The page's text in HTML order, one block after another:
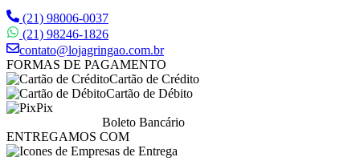
(21) 98006-0037
(21) 98246-1826
contato@lojagringao.com.br
FORMAS DE PAGAMENTO
Cartão de Crédito
Cartão de Débito
Pix
Boleto Bancário
ENTREGAMOS COM